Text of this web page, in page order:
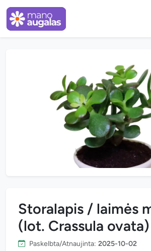
Storalapis / laimės
(lot. Crassula ovata)
Paskelbta/Atnaujinta: 2025-10-02